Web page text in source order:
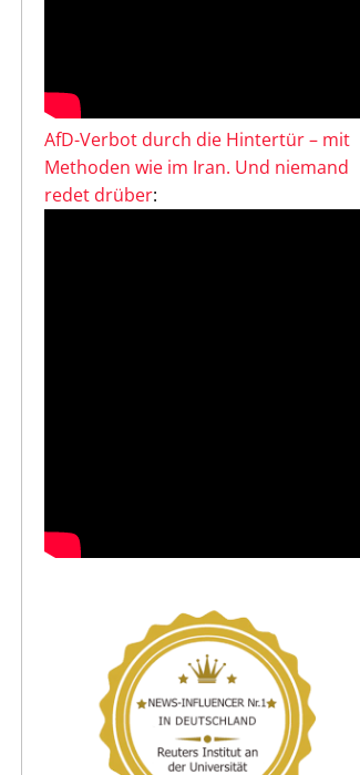
AfD-Verbot durch die Hintertür – mit
Methoden wie im Iran. Und niemand
redet drüber: